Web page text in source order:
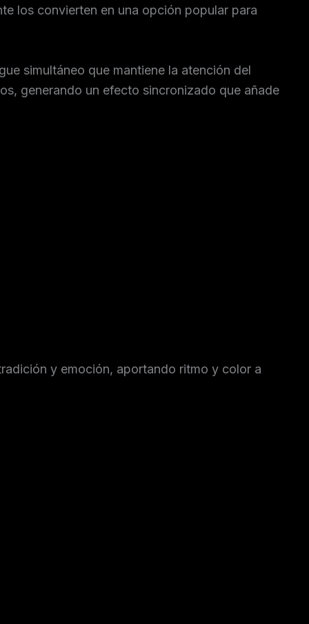
los convierten en una opción popular para
simultáneo que mantiene la atención del
generando un efecto sincronizado que añade
y emoción, aportando ritmo y color a